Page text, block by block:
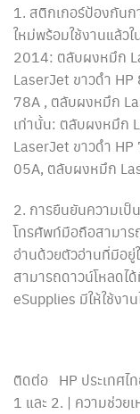
1. สติกเกอร์ป้องกันก
ใหม่พร้อมใช้งานแล้ว
2014: ตลับผงหมึก
LaserJet ขาวดำ
78A , ตลับผงหมึก
เท่านั้น: ตลับผงหมึก
LaserJet ขาวดำ
05A, ตลับผงหมึก
2. การยืนยันความเป็
โทรศัพท์มือถือสามาร
อ่านด้วยตัวอ่านที่มีอยู่
สามารถดาวน์โหลดไ
eSupplies มีให้ใช้งา
ติดต่อ HP ประเทศไ
1 และ 2. | ความช่ว